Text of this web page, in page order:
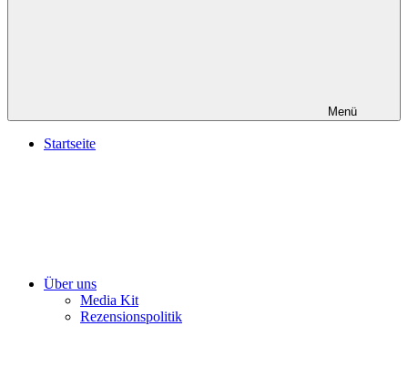
Menü
Startseite
Über uns
Media Kit
Rezensionspolitik